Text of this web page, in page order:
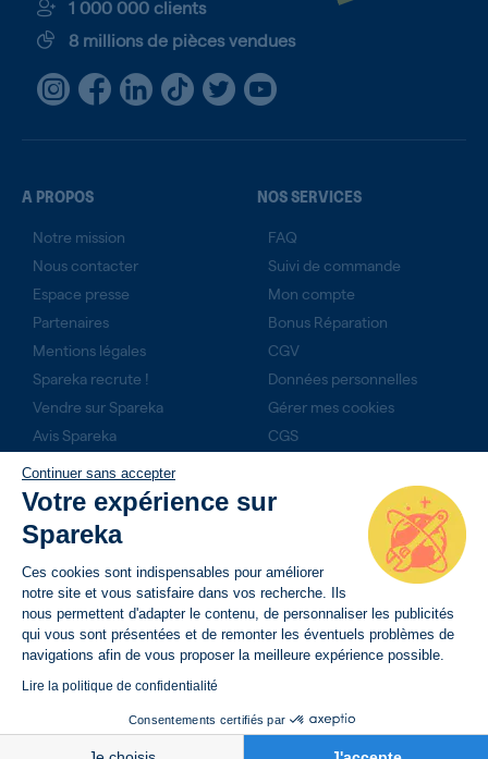
Continuer sans accepter
Votre expérience sur
Spareka
Ces cookies sont indispensables pour améliorer
notre site et vous satisfaire dans vos recherche. Ils
nous permettent d'adapter le contenu, de personnaliser les publicités
qui vous sont présentées et de remonter les éventuels problèmes de
navigations afin de vous proposer la meilleure expérience possible.
Lire la politique de confidentialité
Consentements certifiés par
37,18 € AJOUTER AU PANIER
1 000 000 clients
8 millions de pièces vendues
A PROPOS
Notre mission
Nous contacter
Espace presse
Partenaires
Mentions légales
Spareka recrute !
Vendre sur Spareka
Avis Spareka
Technicien expert ?
Rejoignez-nous
Produits du mois
NOS SERVICES
FAQ
Suivi de commande
Mon compte
Bonus Réparation
CGV
Données personnelles
Gérer mes cookies
CGS
NOS ENGAGEMENTS
14 jours pour retourner son produit
Livraison rapide avec suivi de commande
Paiement sécurisé